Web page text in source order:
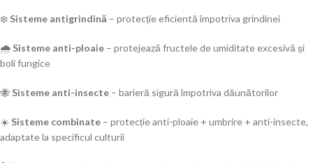
❄️ Sisteme antigrindină – protecție eficientă împotriva grindinei
🌧️ Sisteme anti-ploaie – protejează fructele de umiditate excesivă și
boli fungice
🐝 Sisteme anti-insecte – barieră sigură împotriva dăunătorilor
☀️ Sisteme combinate – protecție anti-ploaie + umbrire + anti-insecte,
adaptate la specificul culturii